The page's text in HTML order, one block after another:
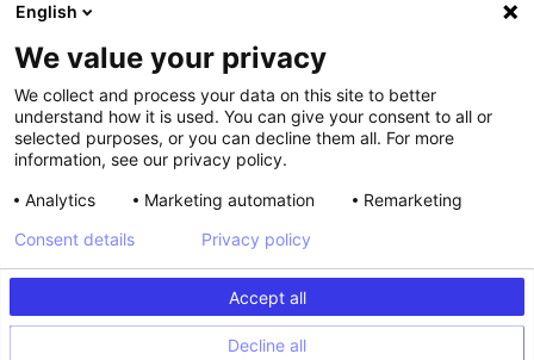
Devenir partenaires
Liste de nos intégrations
Agences Partenaires
© Kameleoon — 2026 All rights Reserved
Privacy policy
English
We value your privacy
We collect and process your data on this site to better
understand how it is used. You can give your consent to all or
selected purposes, or you can decline them all. For more
information, see our privacy policy.
Analytics
Marketing automation Remarketing
Accept all
Decline all
Consent details Privacy policy